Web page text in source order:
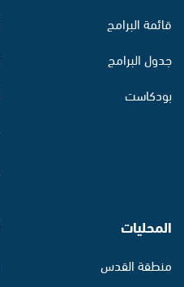
قائمة البرامج
جدول البرامج
بودكاست
المحليات
منطقة القدس